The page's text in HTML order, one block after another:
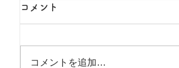
コメント
コメントを追加…